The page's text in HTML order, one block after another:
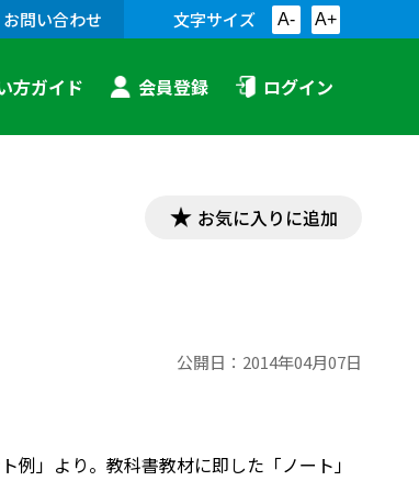
問い合わせ 文字サイズ A- A+
方ガイド 会員登録 ログイン
お気に入りに追加
公開日： 2014年04月07日
」より。教科書教材に即した「ノート」